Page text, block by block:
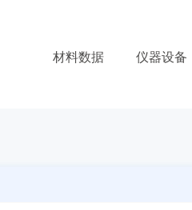
材料数据 仪器设备